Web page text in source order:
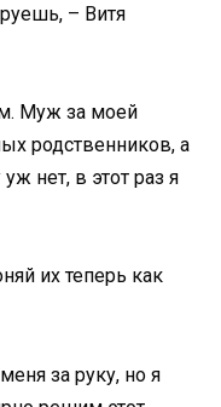
– Витя
Муж за моей
родственников, а
нет, в этот раз я
их теперь как
за руку, но я